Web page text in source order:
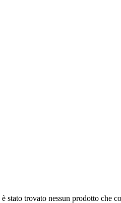
stato trovato nessun prodotto che